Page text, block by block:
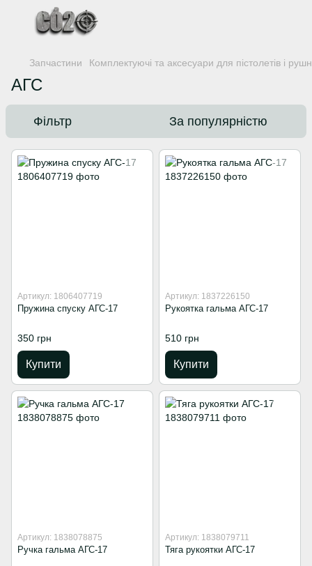
Запчастини Комплектуючі та аксесуари для пістолетів і
АГС
Фільтр За популярністю
Артикул: 1806407719
Пружина спуску АГС-17
350 грн
Купити
Артикул: 1837226150
Рукоятка гальма АГС-17
510 грн
Купити
Артикул: 1838078875
Ручка гальма АГС-17
Артикул: 1838079711
Тяга рукоятки АГС-17